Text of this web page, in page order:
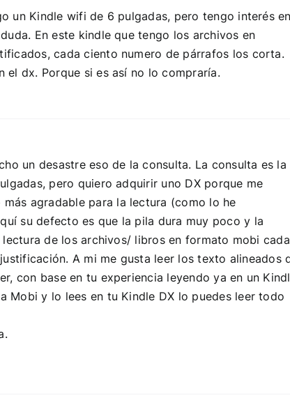
un Kindle wifi de 6 pulgadas, pero tengo interés
En este kindle que tengo los archivos en
cada ciento numero de párrafos los corta.
el dx. Porque si es así no lo compraría.
un desastre eso de la consulta. La consulta es la
pero quiero adquirir uno DX porque me
agradable para la lectura (como lo he
su defecto es que la pila dura muy poco y la
de los archivos/ libros en formato mobi cada
A mi me gusta leer los texto alineados
con base en tu experiencia leyendo ya en un
Mobi y lo lees en tu Kindle DX lo puedes leer todo